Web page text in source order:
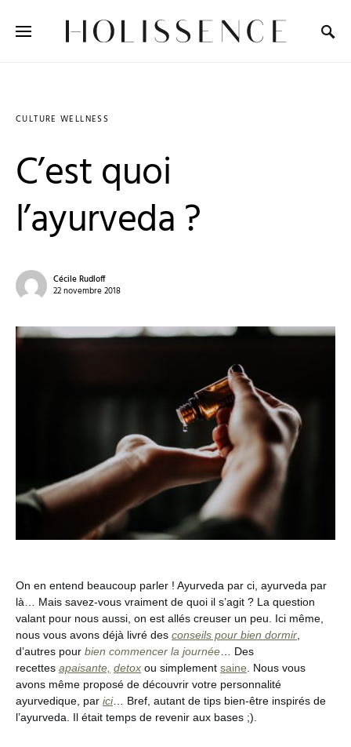
CULTURE WELLNESS
C’est quoi
l’ayurveda ?
Cécile Rudloff
22 novembre 2018
On en entend beaucoup parler ! Ayurveda par ci, ayurveda par
là… Mais savez-vous vraiment de quoi il s’agit ? La question
valant pour nous aussi, on est allés creuser un peu. Ici même,
nous vous avons déjà livré des conseils pour bien dormir,
d’autres pour bien commencer la journée… Des
recettes apaisante, detox ou simplement saine. Nous vous
avons même proposé de découvrir votre personnalité
ayurvedique, par ici… Bref, autant de tips bien-être inspirés de
l’ayurveda. Il était temps de revenir aux bases ;).